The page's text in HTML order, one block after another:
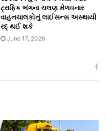
ટ્રાફિક ભંગના ચલણ મેળવનાર
વાહનચાલકોનું લાઈસન્સ અસ્થાયી
રદ્ થઈ શકે
June 17, 2026